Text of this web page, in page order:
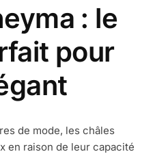
: le
pour
de mode, les châles
en raison de leur capacité